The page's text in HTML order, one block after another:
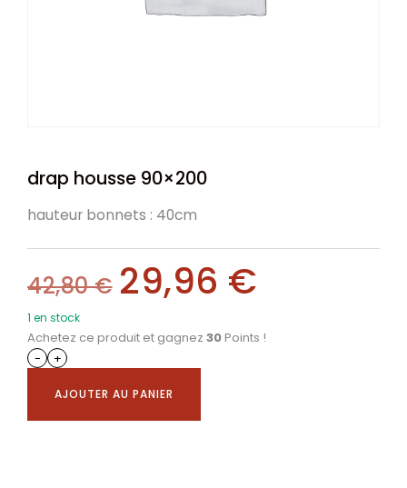
drap housse 90×200
hauteur bonnets : 40cm
42,80€ 29,96 €
1 en stock
Achetez ce produit et gagnez 30 Points !
-
+
AJOUTER AU PANIER